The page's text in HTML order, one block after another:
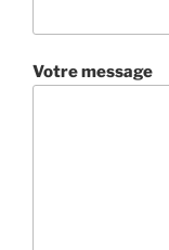
Votre message